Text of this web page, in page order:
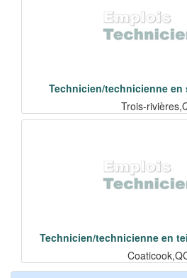
Technicien/technicienne
Trois-
Technicien/technicienne en